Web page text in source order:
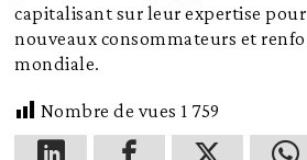
capitalisant sur leur expertise
nouveaux consommateurs et
mondiale.
Nombre de vues 1 759